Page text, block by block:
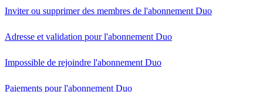
Inviter ou supprimer des membres de l'abonnement Duo
Adresse et validation pour l'abonnement Duo
Impossible de rejoindre l'abonnement Duo
Paiements pour l'abonnement Duo